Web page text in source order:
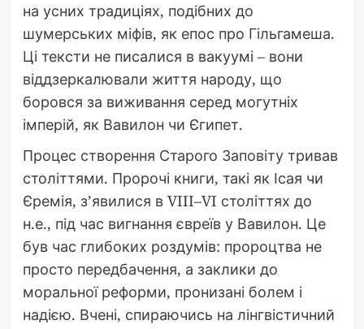
на усних традиціях, подібних до
шумерських міфів, як епос про Гільгамеша.
Ці тексти не писалися в вакуумі – вони
віддзеркалювали життя народу, що
боровся за виживання серед могутніх
імперій, як Вавилон чи Єгипет.
Процес створення Старого Заповіту тривав
століттями. Пророчі книги, такі як Ісая чи
Єремія, з’явилися в VIII–VI століттях до
н.е., під час вигнання євреїв у Вавилон. Це
був час глибоких роздумів: пророцтва не
просто передбачення, а заклики до
моральної реформи, пронизані болем і
надією. Вчені, спираючись на лінгвістичний